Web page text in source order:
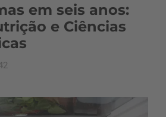
em seis anos:
e Ciências